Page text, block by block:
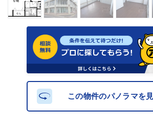
この物件のパノラマを